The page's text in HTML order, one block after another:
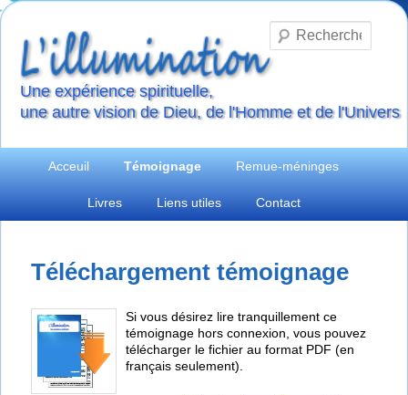
Une expérience spirituelle,
une autre vision de Dieu, de l'Homme et de l'Univers
Aller
principal
Aller
secondaire
Acceuil Témoignage Remue-méninges
Livres Liens utiles Contact
Téléchargement témoignage
Si vous désirez lire tranquillement ce
témoignage hors connexion, vous pouvez
télécharger le fichier au format PDF (en
français seulement).